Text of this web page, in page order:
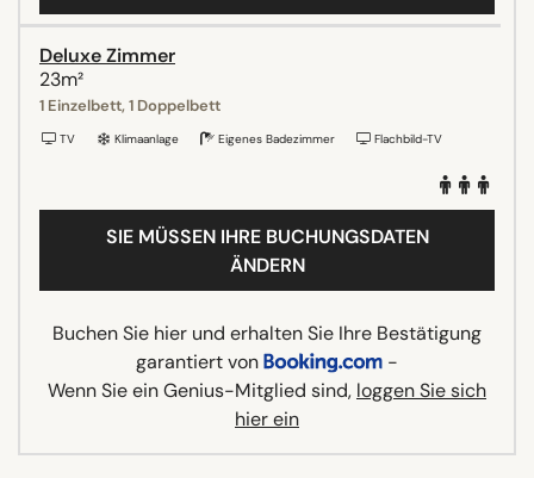
Deluxe Zimmer
23m²
1 Einzelbett, 1 Doppelbett
TV Klimaanlage Eigenes Badezimmer Flachbild-TV
SIE MÜSSEN IHRE BUCHUNGSDATEN
ÄNDERN
Buchen Sie hier und erhalten Sie Ihre Bestätigung
garantiert von
-
Wenn Sie ein Genius-Mitglied sind, loggen Sie sich
hier ein